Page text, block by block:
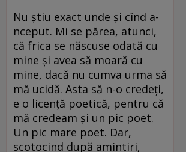
Nu ştiu exact unde şi cînd a-
nceput. Mi se părea, atunci,
că frica se născuse odată cu
mine şi avea să moară cu
mine, dacă nu cumva urma să
mă ucidă. Asta să n-o credeţi,
e o licenţă poetică, pentru că
mă credeam şi un pic poet.
Un pic mare poet. Dar,
scotocind după amintiri,